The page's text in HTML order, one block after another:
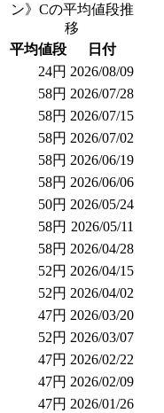
ン》Cの平均値段推
移
平均値段
日付
24円 2026/08/09
58円 2026/07/28
58円 2026/07/15
58円 2026/07/02
58円 2026/06/19
58円 2026/06/06
50円 2026/05/24
58円 2026/05/11
58円 2026/04/28
52円 2026/04/15
52円 2026/04/02
47円 2026/03/20
52円 2026/03/07
47円 2026/02/22
47円 2026/02/09
47円 2026/01/26